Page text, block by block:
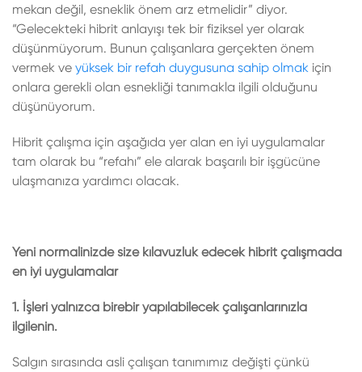
mekan değil, esneklik önem arz etmelidir” diyor.
“Gelecekteki hibrit anlayışı tek bir fiziksel yer olarak
düşünmüyorum. Bunun çalışanlara gerçekten önem
vermek ve yüksek bir refah duygusuna sahip olmak için
onlara gerekli olan esnekliği tanımakla ilgili olduğunu
düşünüyorum.
Hibrit çalışma için aşağıda yer alan en iyi uygulamalar
tam olarak bu “refahı” ele alarak başarılı bir işgücüne
ulaşmanıza yardımcı olacak.
Yeni normalinizde size kılavuzluk edecek hibrit çalışmada
en iyi uygulamalar
1. İşleri yalnızca birebir yapılabilecek çalışanlarınızla
ilgilenin.
Salgın sırasında asli çalışan tanımımız değişti çünkü